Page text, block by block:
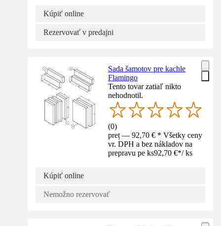
Kúpiť online
Rezervovať v predajni
Sada šamotov pre kachle
Flamingo
Tento tovar zatiaľ nikto
nehodnotil.
(0)
preț — 92,70 € * Všetky ceny
vr. DPH a bez nákladov na
prepravu pe ks92,70 €*/ ks
Kúpiť online
Nemožno rezervovať